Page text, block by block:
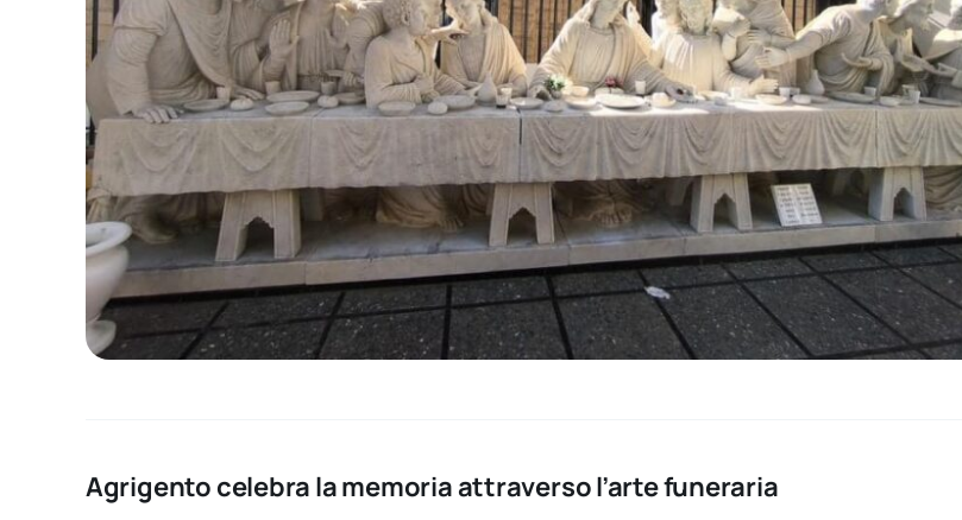
Agrigento celebra la memoria attraverso l’arte funeraria